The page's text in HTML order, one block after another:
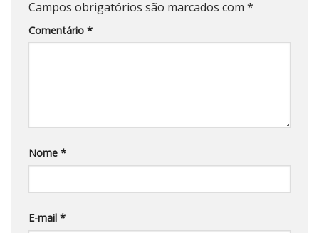
Campos obrigatórios são marcados com *
Comentário *
Nome *
E-mail *